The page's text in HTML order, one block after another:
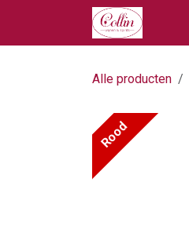
Overslaan naar inhoud
Alle producten
Rood